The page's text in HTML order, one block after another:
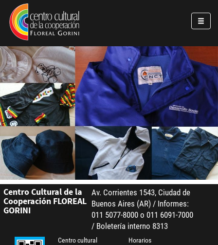
Pasar al contenido principal
Jump to main content
Centro Cultural de la
Cooperación FLOREAL
GORINI
Av. Corrientes 1543, Ciudad de
Buenos Aires (AR) / Informes:
011 5077-8000 o 011 6091-7000
/ Boletería interno 8313
Centro cultural
Horarios